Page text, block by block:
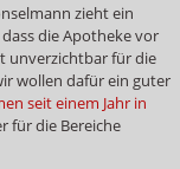
zieht ein
die Apotheke vor
unverzichtbar für die
wollen dafür ein guter
seit einem Jahr in
für die Bereiche